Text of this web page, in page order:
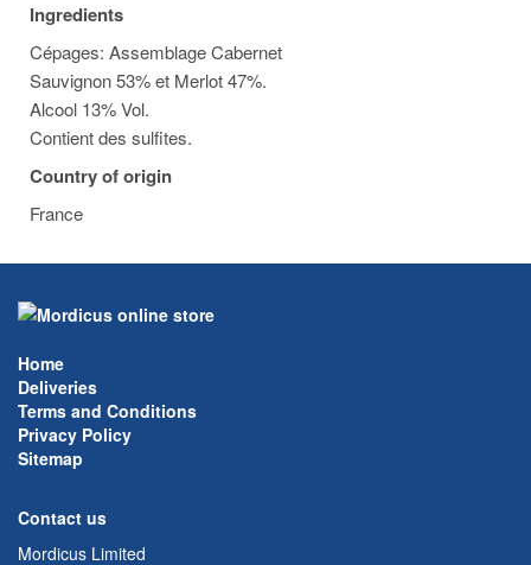
Ingredients
Cépages: Assemblage Cabernet
Sauvignon 53% et Merlot 47%.
Alcool 13% Vol.
Contient des sulfites.
Country of origin
France
Home
Deliveries
Terms and Conditions
Privacy Policy
Sitemap
Contact us
Mordicus Limited